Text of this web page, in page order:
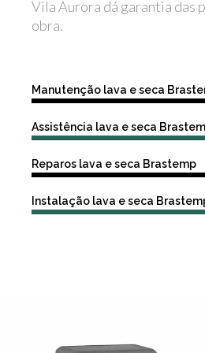
Vila Aurora dá garantia das
obra.
Manutenção lava e seca
Assistência lava e seca
Reparos lava e seca Brastemp
Instalação lava e seca